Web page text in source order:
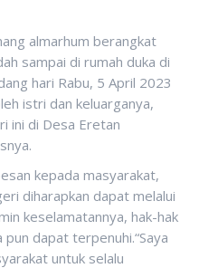
almarhum berangkat
sampai di rumah duka di
hari Rabu, 5 April 2023
istri dan keluarganya,
ini di Desa Eretan
kepada masyarakat,
diharapkan dapat melalui
keselamatannya, hak-hak
dapat terpenuhi.“Saya
untuk selalu